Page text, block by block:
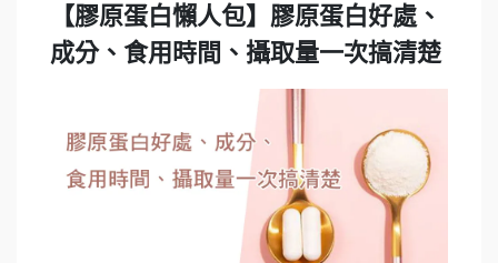
【膠原蛋白懶人包】膠原蛋白好處、
成分、食用時間、攝取量一次搞清楚